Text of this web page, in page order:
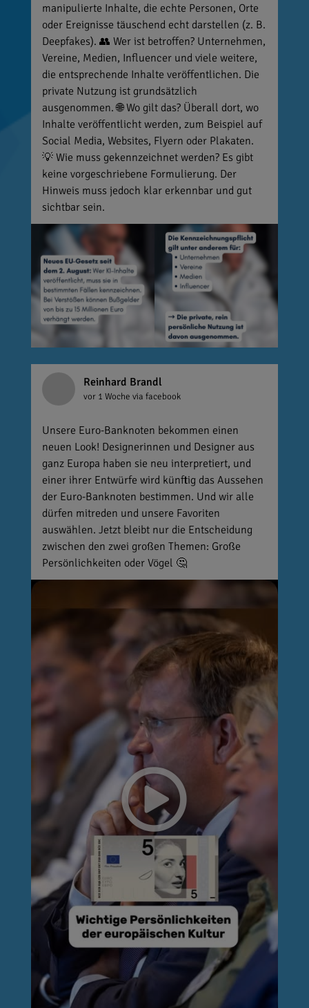
manipulierte Inhalte, die echte Personen, Orte
oder Ereignisse täuschend echt darstellen (z. B.
Deepfakes). 👥 Wer ist betroffen? Unternehmen,
Vereine, Medien, Influencer und viele weitere,
die entsprechende Inhalte veröffentlichen. Die
private Nutzung ist grundsätzlich
ausgenommen. 🌐 Wo gilt das? Überall dort, wo
Inhalte veröffentlicht werden, zum Beispiel auf
Social Media, Websites, Flyern oder Plakaten.
💡 Wie muss gekennzeichnet werden? Es gibt
keine vorgeschriebene Formulierung. Der
Hinweis muss jedoch klar erkennbar und gut
sichtbar sein.
Reinhard Brandl
vor 1 Woche via facebook
Unsere Euro-Banknoten bekommen einen
neuen Look! Designerinnen und Designer aus
ganz Europa haben sie neu interpretiert, und
einer ihrer Entwürfe wird künftig das Aussehen
der Euro-Banknoten bestimmen. Und wir alle
dürfen mitreden und unsere Favoriten
auswählen. Jetzt bleibt nur die Entscheidung
zwischen den zwei großen Themen: Große
Persönlichkeiten oder Vögel 🤔